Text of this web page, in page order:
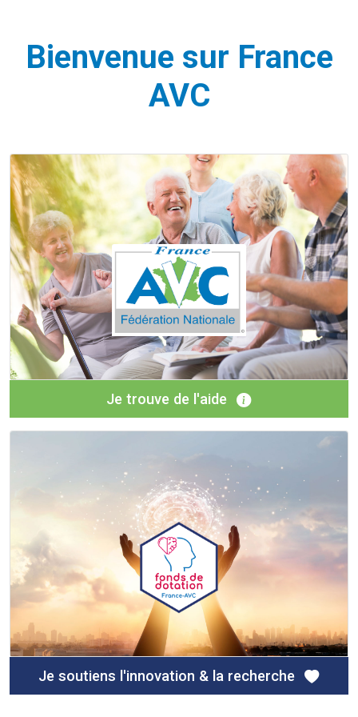
Bienvenue sur France
AVC
Je trouve de l'aide
Je soutiens l'innovation & la recherche